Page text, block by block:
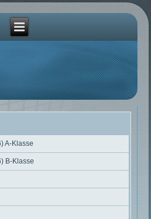
A-Klasse
B-Klasse